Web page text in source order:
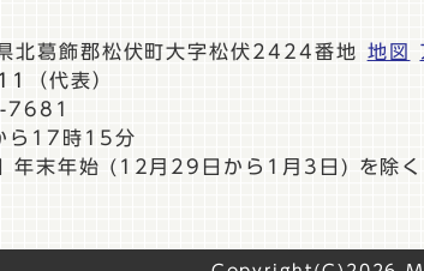
葛飾郡松伏町大字松伏2424番地 地図
（代表）
7681
ら17時15分
年末年始 (12月29日から1月3日) を除く